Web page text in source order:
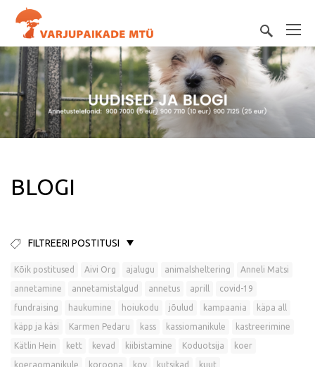
BLOGI
FILTREERI POSTITUSI
Kõik postitused Aivi Org ajalugu animalsheltering Anneli Matsi
annetamine annetamistalgud annetus aprill covid-19
fundraising haukumine hoiukodu jõulud kampaania käpa all
käpp ja käsi Karmen Pedaru kass kassiomanikule kastreerimine
Kätlin Hein kett kevad kiibistamine Koduotsija koer
koeraomanikule koroona kov kutsikad kuut